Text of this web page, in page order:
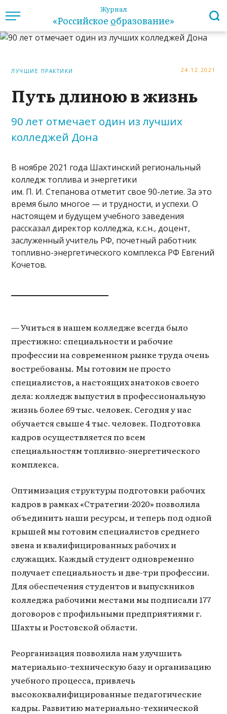
Журнал
«Российское образование»
ЛУЧШИЕ ПРАКТИКИ 24.12.2021
Путь длиною в жизнь
90 лет отмечает один из лучших
колледжей Дона
В ноябре 2021 года Шахтинский региональный
колледж топлива и энергетики
им. П. И. Степанова отметит свое 90-летие. За это
время было многое — и трудности, и успехи. О
настоящем и будущем учебного заведения
рассказал директор колледжа, к.с.н., доцент,
заслуженный учитель РФ, почетный работник
топливно-энергетического комплекса РФ Евгений
Кочетов.
— Учиться в нашем колледже всегда было
престижно: специальности и рабочие
профессии на современном рынке труда очень
востребованы. Мы готовим не просто
специалистов, а настоящих знатоков своего
дела: колледж выпустил в профессиональную
жизнь более 69 тыс. человек. Сегодня у нас
обучается свыше 4 тыс. человек. Подготовка
кадров осуществляется по всем
специальностям топливно-энергетического
комплекса.
Оптимизация структуры подготовки рабочих
кадров в рамках «Стратегии-2020» позволила
объединить наши ресурсы, и теперь под одной
крышей мы готовим специалистов среднего
звена и квалифицированных рабочих и
служащих. Каждый студент одновременно
получает специальность и две-три профессии.
Для обеспечения студентов и выпускников
колледжа рабочими местами мы подписали 177
договоров с профильными предприятиями г.
Шахты и Ростовской области.
Реорганизация позволила нам улучшить
материально-техническую базу и организацию
учебного процесса, привлечь
высококвалифицированные педагогические
кадры. Развитию материально-технической